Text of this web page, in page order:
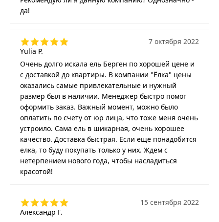
да!
Yulia P.
7 октября 2022
Очень долго искала ель Берген по хорошей цене и
с доставкой до квартиры. В компании "Ёлка" цены
оказались самые привлекательные и нужный
размер был в наличии. Менеджер быстро помог
оформить заказ. Важный момент, можно было
оплатить по счету от юр лица, что тоже меня очень
устроило. Сама ель в шикарная, очень хорошее
качество. Доставка быстрая. Если еще понадобится
елка, то буду покупать только у них. Ждем с
нетерпением нового года, чтобы насладиться
красотой!
Александр Г.
15 сентября 2022